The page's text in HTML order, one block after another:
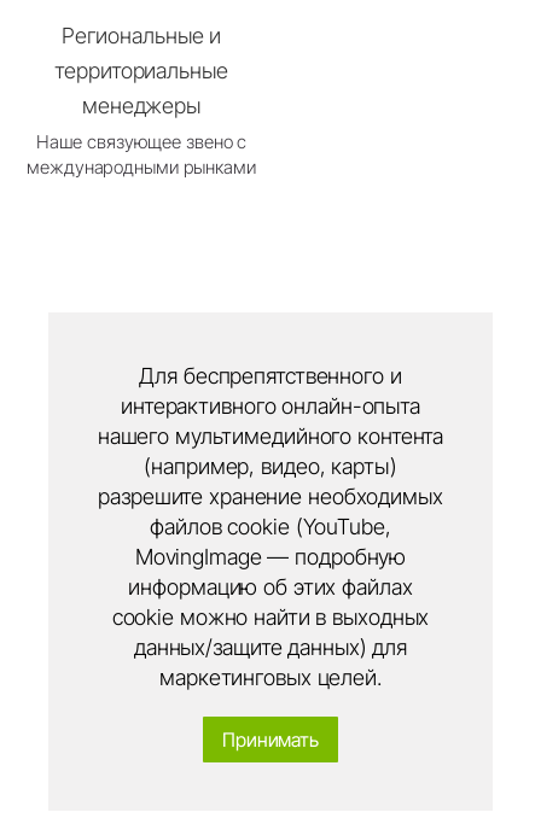
Региональные и
территориальные
менеджеры
Наше связующее звено с
международными рынками
Для беспрепятственного и
интерактивного онлайн-опыта
нашего мультимедийного контента
(например, видео, карты)
разрешите хранение необходимых
файлов cookie (YouTube,
MovingImage — подробную
информацию об этих файлах
cookie можно найти в выходных
данных/защите данных) для
маркетинговых целей.
Принимать